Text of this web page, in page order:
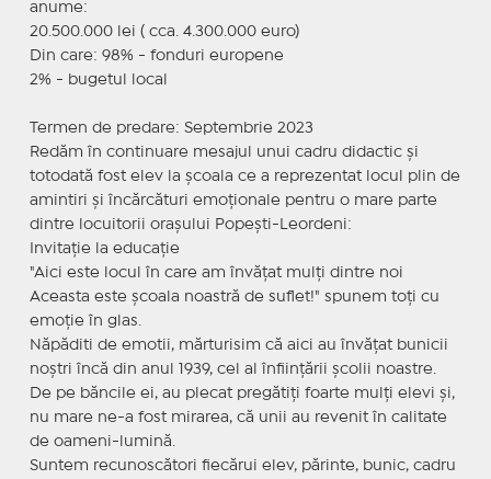
anume:
20.500.000 lei ( cca. 4.300.000 euro)
Din care: 98% - fonduri europene
2% - bugetul local
Termen de predare: Septembrie 2023
Redăm în continuare mesajul unui cadru didactic și
totodată fost elev la școala ce a reprezentat locul plin de
amintiri și încărcături emoționale pentru o mare parte
dintre locuitorii orașului Popești-Leordeni:
Invitație la educație
"Aici este locul în care am învățat mulți dintre noi
Aceasta este școala noastră de suflet!" spunem toți cu
emoție în glas.
Năpăditi de emotii, mărturisim că aici au învățat bunicii
noștri încă din anul 1939, cel al înființării școlii noastre.
De pe băncile ei, au plecat pregătiți foarte mulți elevi și,
nu mare ne-a fost mirarea, că unii au revenit în calitate
de oameni-lumină.
Suntem recunoscători fiecărui elev, părinte, bunic, cadru